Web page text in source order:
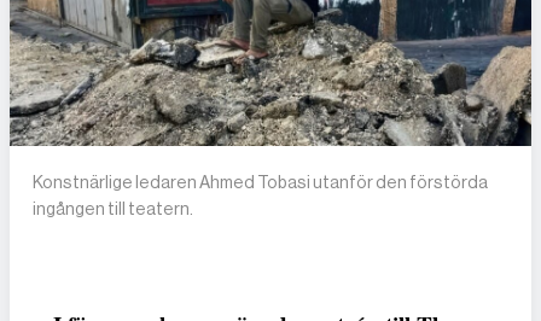
Konstnärlige ledaren Ahmed Tobasi utanför den förstörda
ingången till teatern.